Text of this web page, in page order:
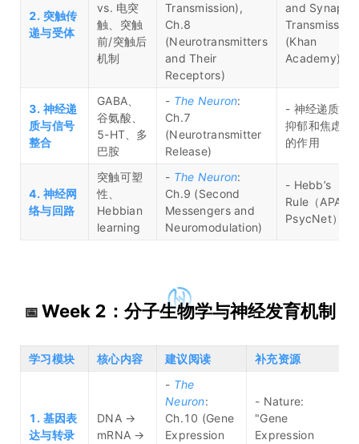
2. 突触传
递与受体
vs. 电突
触、突触
前/突触后
机制
Transmission),
Ch.8
(Neurotransmitters
and Their
Receptors)
and Synaptic
Transmission
(Khan
Academy)
3. 神经递
质与信号
整合
GABA、
谷氨酸、
5-HT、多
巴胺
- The Neuron:
Ch.7
(Neurotransmitter
Release)
- 神经递质在
抑郁和焦虑中
的作用
4. 神经网
络与回路
突触可塑
性、
Hebbian
learning
- The Neuron:
Ch.9 (Second
Messengers and
Neuromodulation)
- Hebb’s
Rule（APA
PsycNet）
📅 Week 2：分子生物学与神经发育机制
学习模块 核心内容 建议阅读 补充资源
1. 基因表
达与转录
DNA →
mRNA →
- The
Neuron:
Ch.10 (Gene
Expression
- Nature:
"Gene
Expression